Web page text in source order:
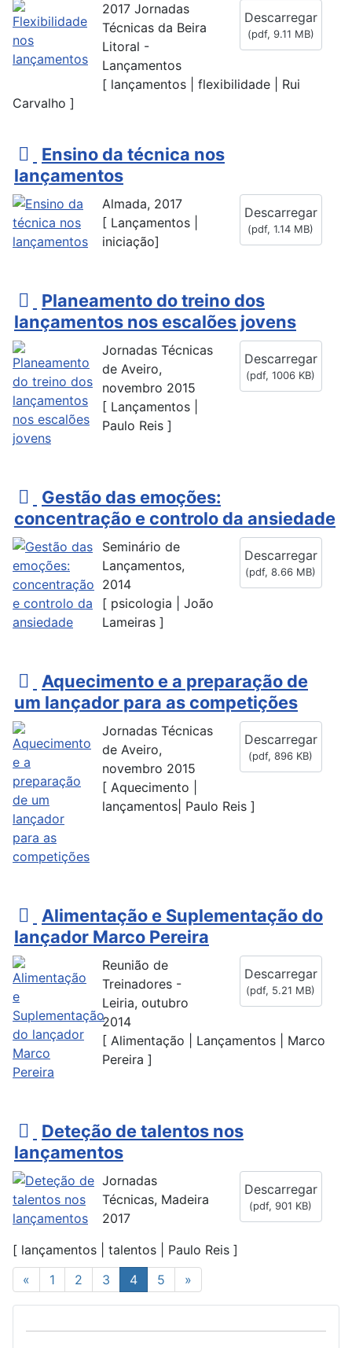
f
Descarregar
(pdf, 9.11 MB)
2017 Jornadas
Técnicas da Beira
Litoral -
Lançamentos
[ lançamentos | flexibilidade | Rui
Carvalho ]
p
d
f
Ensino da técnica nos
lançamentos
Descarregar
(pdf, 1.14 MB)
Almada, 2017
[ Lançamentos |
iniciação]
p
d
Planeamento do treino dos
lançamentos nos escalões jovens
Descarregar
(pdf, 1006 KB)
Jornadas Técnicas
de Aveiro,
novembro 2015
[ Lançamentos |
Paulo Reis ]
p
d
f
Gestão das emoções:
concentração e controlo da ansiedade
Descarregar
(pdf, 8.66 MB)
Seminário de
Lançamentos,
2014
[ psicologia | João
Lameiras ]
p
d
Aquecimento e a preparação de
um lançador para as competições
Descarregar
(pdf, 896 KB)
Jornadas Técnicas
de Aveiro,
novembro 2015
[ Aquecimento |
lançamentos| Paulo Reis ]
p
d
Alimentação e Suplementação do
lançador Marco Pereira
Descarregar
(pdf, 5.21 MB)
Reunião de
Treinadores -
Leiria, outubro
2014
[ Alimentação | Lançamentos | Marco
Pereira ]
p
d
f
Deteção de talentos nos
lançamentos
Descarregar
(pdf, 901 KB)
Jornadas
Técnicas, Madeira
2017
[ lançamentos | talentos | Paulo Reis ]
«
1 2 3 4 5 »